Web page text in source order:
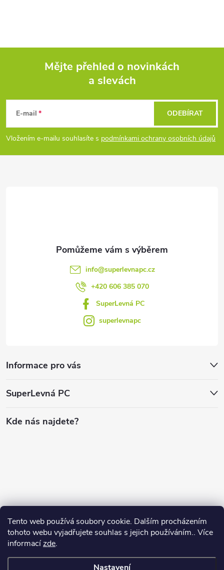
Tento web používá soubory cookie. Dalším procházením
tohoto webu vyjadřujete souhlas s jejich používáním.. Více
informacízde.
Nastavení
p
a
Mějte přehled o novinkách
a slevách
E-mail
Vložením e-mailu souhlasíte s podmínkami ochrany osobních údajů
ODEBÍRAT
info@superlevnapc.cz
+420 606 385 070
SuperLevná PC
superlevnapc
Informace pro vás
SuperLevná PC
Kde nás najdete?